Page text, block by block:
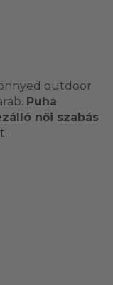
outdoor
Puha
női szabás